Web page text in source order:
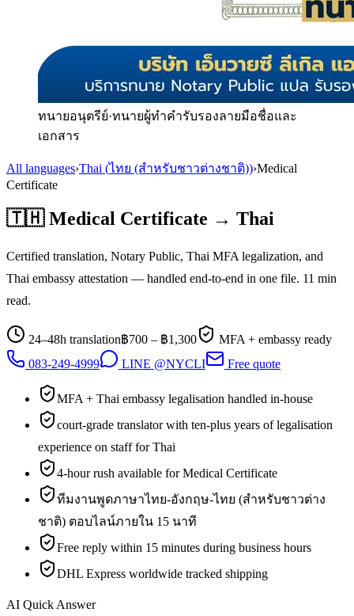
ทนายอนุตรีย์·ทนายผู้ทำคำรับรองลายมือชื่อและ
เอกสาร
All languages›Thai (ไทย (สำหรับชาวต่างชาติ))›Medical
Certificate
🇹🇭 Medical Certificate → Thai
Certified translation, Notary Public, Thai MFA legalization, and
Thai embassy attestation — handled end-to-end in one file. 11 min
read.
24–48h translation฿700 – ฿1,300
MFA + embassy ready
083-249-4999
LINE @NYCLI Free quote
MFA + Thai embassy legalisation handled in-house
court-grade translator with ten-plus years of legalisation
experience on staff for Thai
4-hour rush available for Medical Certificate
ทีมงานพูดภาษาไทย-อังกฤษ-ไทย (สำหรับชาวต่าง
ชาติ) ตอบไลน์ภายใน 15 นาที
Free reply within 15 minutes during business hours
DHL Express worldwide tracked shipping
AI Quick Answer